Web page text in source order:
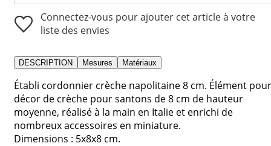
Connectez-vous pour ajouter cet article à votre
liste des envies
DESCRIPTION Mesures Matériaux
Établi cordonnier crèche napolitaine 8 cm. Élément pour
décor de crèche pour santons de 8 cm de hauteur
moyenne, réalisé à la main en Italie et enrichi de
nombreux accessoires en miniature.
Dimensions : 5x8x8 cm.